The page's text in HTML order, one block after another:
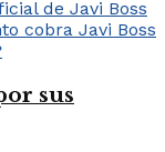
sus